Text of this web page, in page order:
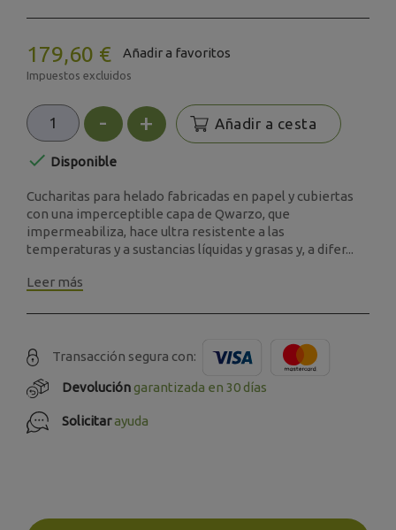
179,60 € Añadir a favoritos
Impuestos excluidos
- + Añadir a cesta
 Disponible
Cucharitas para helado fabricadas en papel y cubiertas
con una imperceptible capa de Qwarzo, que
impermeabiliza, hace ultra resistente a las
temperaturas y a sustancias líquidas y grasas y, a difer...
Leer más
Transacción segura con:
Devolucióngarantizada en 30 días
Solicitarayuda